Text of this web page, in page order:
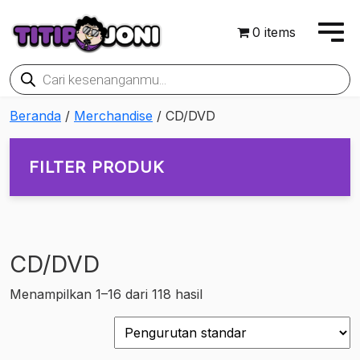
0 items
Products
search
Beranda / Merchandise / CD/DVD
FILTER PRODUK
On sale
Rp214,200
682,650 1,151,100 1,619,550
CD/DVD
Menampilkan 1–16 dari 118 hasil